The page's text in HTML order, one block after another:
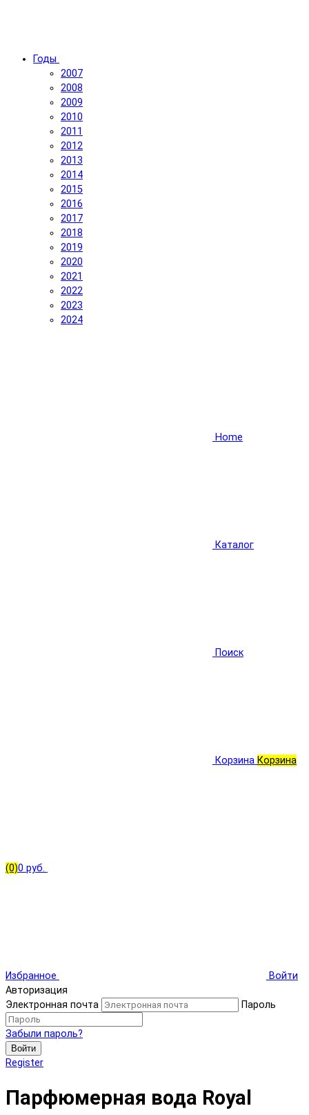
Годы
2007
2008
2009
2010
2011
2012
2013
2014
2015
2016
2017
2018
2019
2020
2021
2022
2023
2024
Home
Каталог
Поиск
Корзина Корзина
(0)0 руб.
Избранное
Войти
Авторизация
Электронная почта
Пароль
Забыли пароль?
Войти
Register
Парфюмерная вода Royal